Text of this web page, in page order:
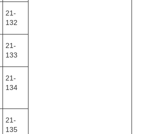
21-
132
21-
133
21-
134
21-
135